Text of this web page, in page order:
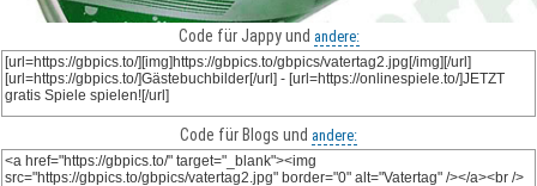
Code für Jappy und andere:
Code für Blogs und andere: